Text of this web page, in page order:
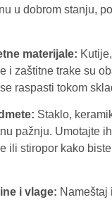
u dobrom stanju,
materijale:
i zaštitne trake su
raspasti tokom
Staklo,
pažnju. Umotajte
ili stiropor kako
i vlage: Nameštaj